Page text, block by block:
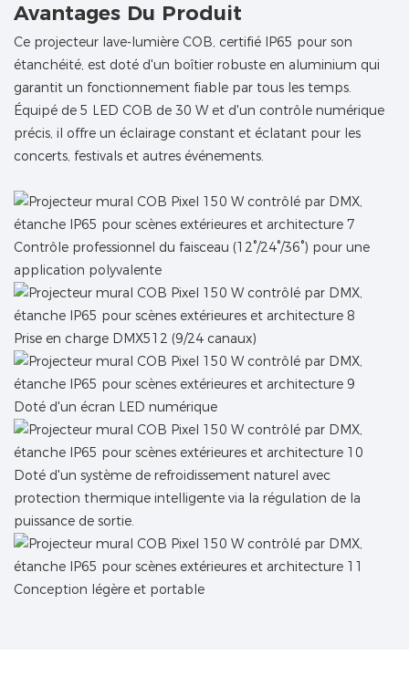
Avantages Du Produit
Ce projecteur lave-lumière COB, certifié IP65 pour son
étanchéité, est doté d'un boîtier robuste en aluminium qui
garantit un fonctionnement fiable par tous les temps.
Équipé de 5 LED COB de 30 W et d'un contrôle numérique
précis, il offre un éclairage constant et éclatant pour les
concerts, festivals et autres événements.
Contrôle professionnel du faisceau (12°/24°/36°) pour une
application polyvalente
Prise en charge DMX512 (9/24 canaux)
Doté d'un écran LED numérique
Doté d'un système de refroidissement naturel avec
protection thermique intelligente via la régulation de la
puissance de sortie.
Conception légère et portable